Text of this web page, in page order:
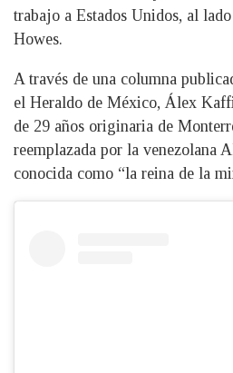
trabajo a Estados Unidos, al
Howes.
A través de una columna
el Heraldo de México, Álex
de 29 años originaria de
reemplazada por la venezolana
conocida como “la reina de la